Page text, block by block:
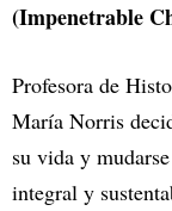
(Impenetrable
Profesora de
María Norris
su vida y
integral y